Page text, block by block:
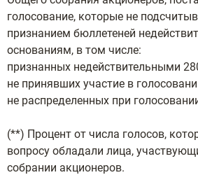
голосование, которые не
признанием бюллетеней
основаниям, в том числе:
признанных недействительными
не принявших участие в
не распределенных при
(**) Процент от числа голосов,
вопросу обладали лица,
собрании акционеров.